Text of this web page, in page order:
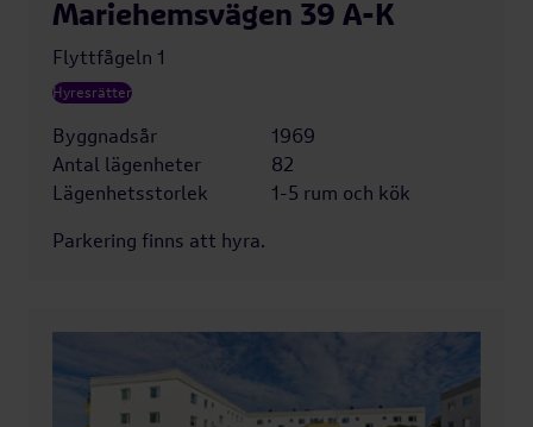
Mariehemsvägen 39 A-K
Flyttfågeln 1
Hyresrätter
Byggnadsår
1969
Antal lägenheter
82
Lägenhetsstorlek
1-5 rum och kök
Parkering finns att hyra.